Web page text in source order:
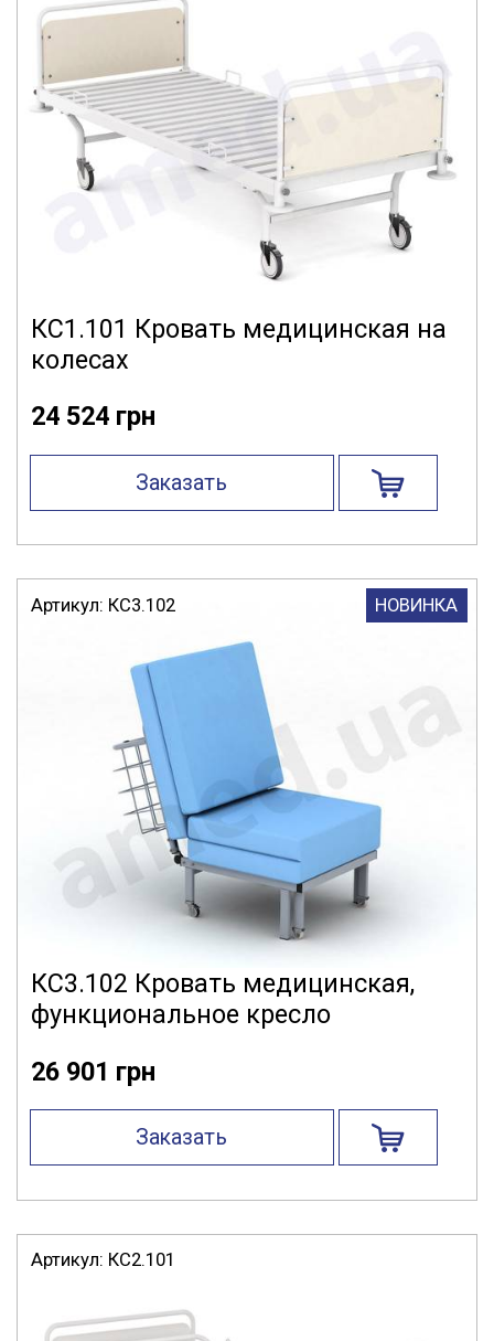
КС1.101 Кровать медицинская на
колесах
24 524 грн
Заказать
Артикул: КС3.102 НОВИНКА
КС3.102 Кровать медицинская,
функциональное кресло
26 901 грн
Заказать
Артикул: КС2.101